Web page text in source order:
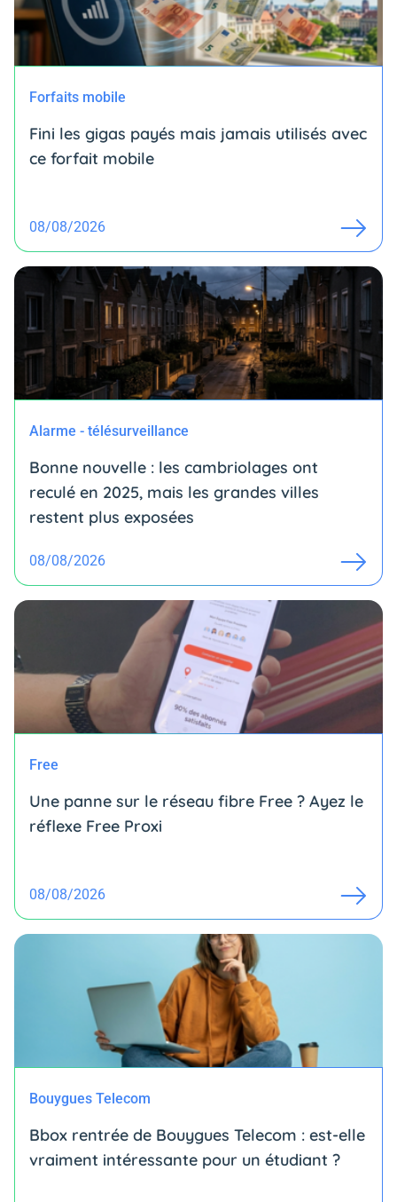
Forfaits mobile
Fini les gigas payés mais jamais utilisés avec
ce forfait mobile
08/08/2026
Alarme - télésurveillance
Bonne nouvelle : les cambriolages ont
reculé en 2025, mais les grandes villes
restent plus exposées
08/08/2026
Free
Une panne sur le réseau fibre Free ? Ayez le
réflexe Free Proxi
08/08/2026
Bouygues Telecom
Bbox rentrée de Bouygues Telecom : est-elle
vraiment intéressante pour un étudiant ?